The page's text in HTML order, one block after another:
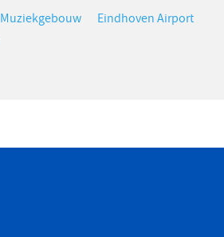
Muziekgebouw
Eindhoven Airport